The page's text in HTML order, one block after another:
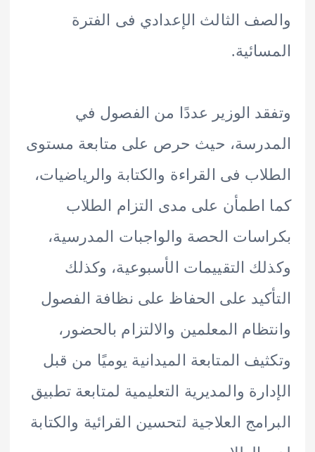
الثالث الإعدادي فى الفترة
الوزير عددًا من الفصول في
حيث حرص على متابعة مستوى
فى القراءة والكتابة والرياضيات،
على مدى التزام الطلاب
الحصة والواجبات المدرسية،
التقييمات الأسبوعية، وكذلك
على الحفاظ على نظافة الفصول
المعلمين والالتزام بالحضور،
المتابعة الميدانية يوميًا من قبل
والمديرية التعليمية لمتابعة تطبيق
العلاجية لتحسين القرائية والكتابة